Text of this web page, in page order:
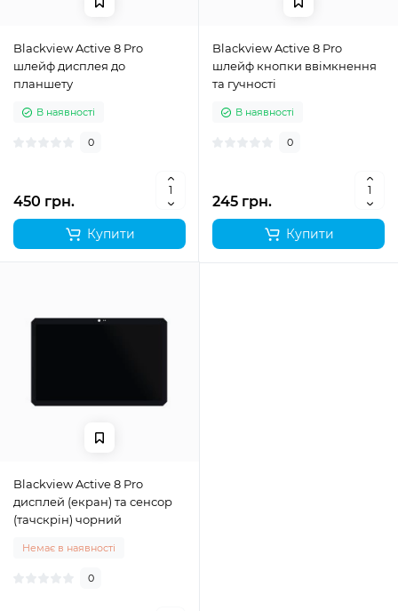
Blackview Active 8 Pro
шлейф дисплея до
планшету
В наявності
0
450 грн.
Купити
Blackview Active 8 Pro
шлейф кнопки ввімкнення
та гучності
В наявності
0
245 грн.
Купити
Blackview Active 8 Pro
дисплей (екран) та сенсор
(тачскрін) чорний
Немає в наявності
0